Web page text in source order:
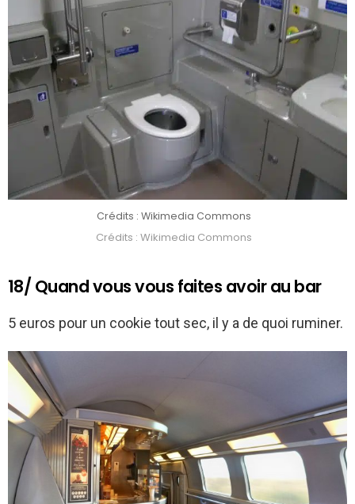
Crédits : Wikimedia Commons
Crédits : Wikimedia Commons
18/ Quand vous vous faites avoir au bar
5 euros pour un cookie tout sec, il y a de quoi ruminer.